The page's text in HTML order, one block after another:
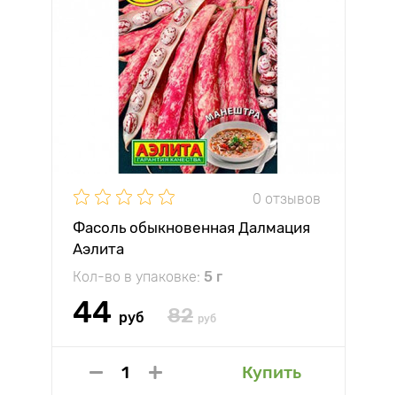
0 отзывов
Фасоль обыкновенная Далмация
Аэлита
Кол-во в упаковке: 5 г
44 руб 82 руб
Купить